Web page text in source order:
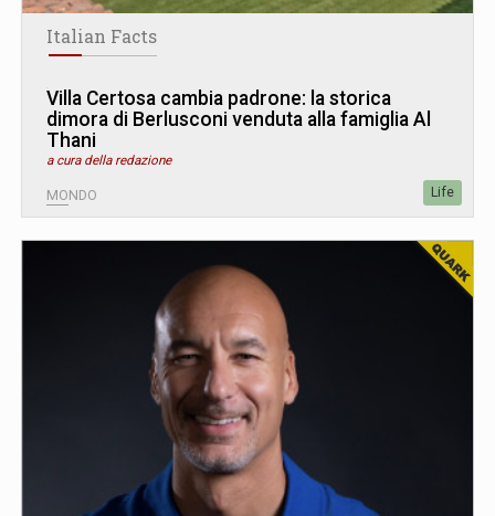
Italian Facts
Villa Certosa cambia padrone: la storica
dimora di Berlusconi venduta alla famiglia Al
Thani
a cura della redazione
MONDO Life